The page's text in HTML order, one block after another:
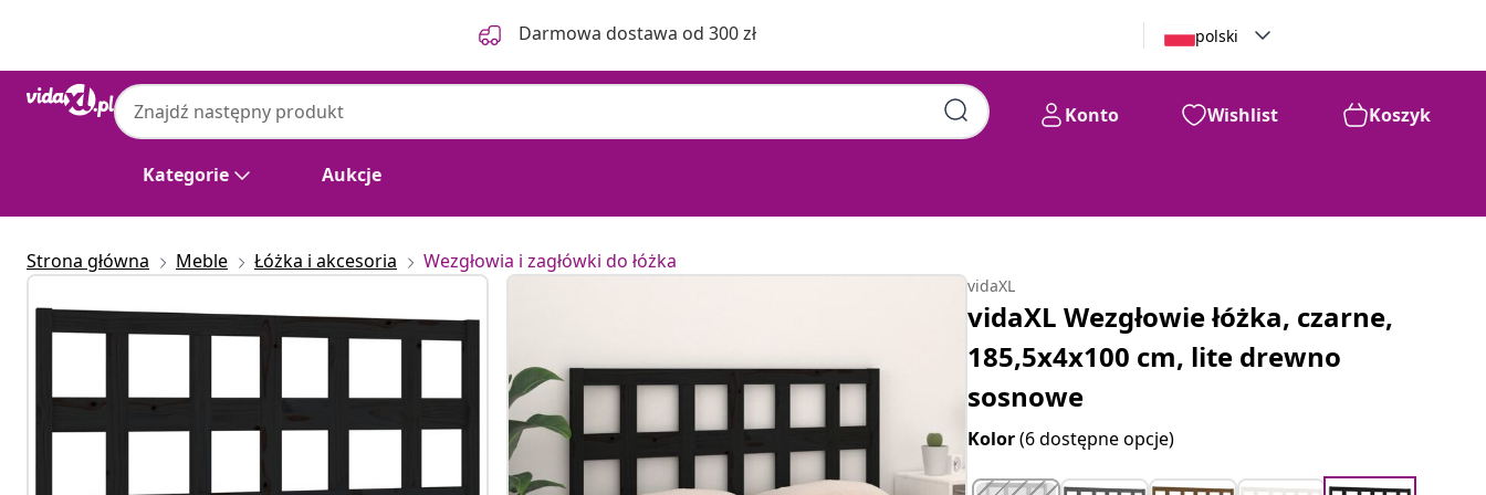
Darmowa dostawa od 300 zł polski
Kategorie Aukcje
Konto Wishlist Koszyk
Strona główna Meble Łóżka i akcesoria Wezgłowia i zagłówki do łóżka
vidaXL
vidaXL Wezgłowie łóżka, czarne,
185,5x4x100 cm, lite drewno
sosnowe
Kolor(6 dostępne opcje)